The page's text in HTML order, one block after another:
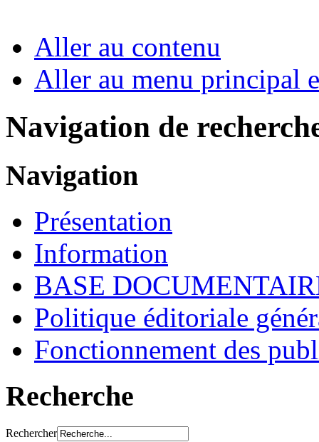
Aller au contenu
Aller au menu principal
Navigation de
Navigation
Présentation
Information
BASE
Politique éditoriale
Fonctionnement des
Recherche
Rechercher